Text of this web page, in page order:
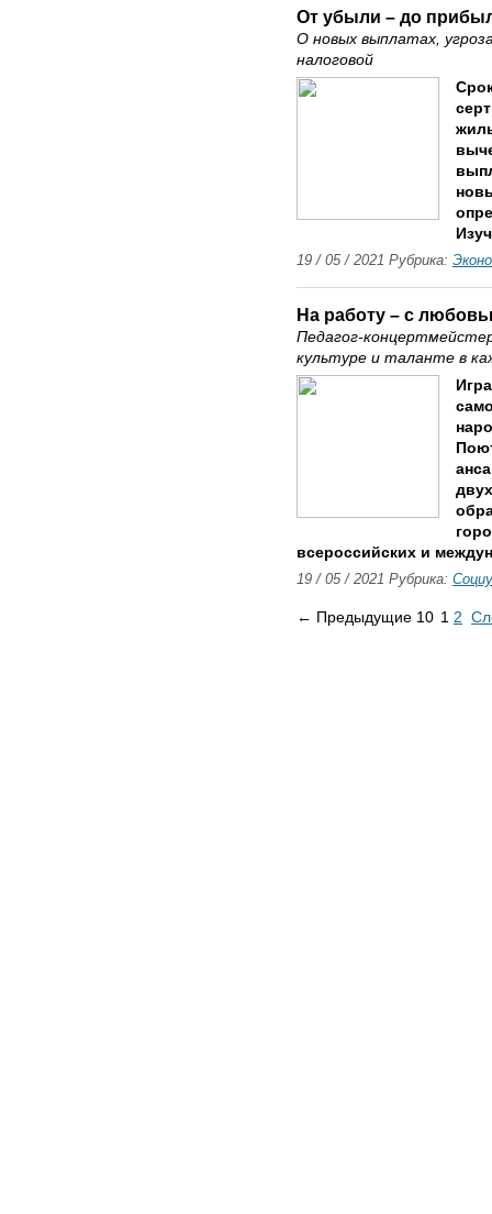
От убыли – до
О новых выплатах,
налоговой
19 / 05 / 2021 Рубрика:
На работу – с
Педагог-
культуре и таланте в
всероссийских и
19 / 05 / 2021 Рубрика:
← Предыдущие 10 1 2